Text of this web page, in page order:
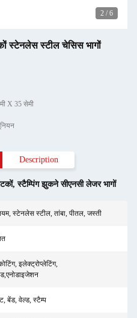
2 / 6
स्टेनलेस स्टील चेसिस भागों
X 35 सेमी
Description
,स्टैम्पिंग झुकने सीएनसी लेजर भागों
स्टेनलेस स्टील, तांबा, पीतल, जस्ती
इलेक्ट्रोप्लेटिंग,
बेंड, वेल्ड, स्टैम्प